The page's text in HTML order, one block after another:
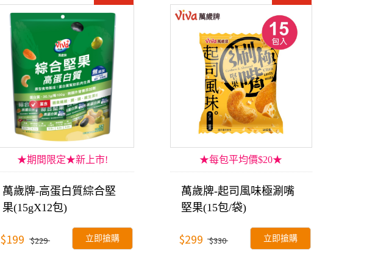
★期間限定★新上市!
萬歲牌-高蛋白質綜合堅
果(15gX12包)
$199 $229 立即搶購
★每包平均價$20★
萬歲牌-起司風味極涮嘴
堅果(15包/袋)
$299 $330 立即搶購